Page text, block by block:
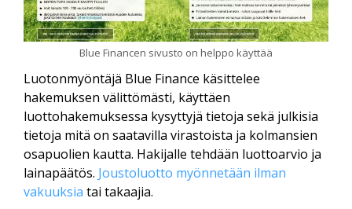
Blue Financen sivusto on helppo käyttää
Luotonmyöntäjä Blue Finance käsittelee
hakemuksen välittömästi, käyttäen
luottohakemuksessa kysyttyjä tietoja sekä julkisia
tietoja mitä on saatavilla virastoista ja kolmansien
osapuolien kautta. Hakijalle tehdään luottoarvio ja
lainapäätös. Joustoluotto myönnetään ilman
vakuuksia tai takaajia.